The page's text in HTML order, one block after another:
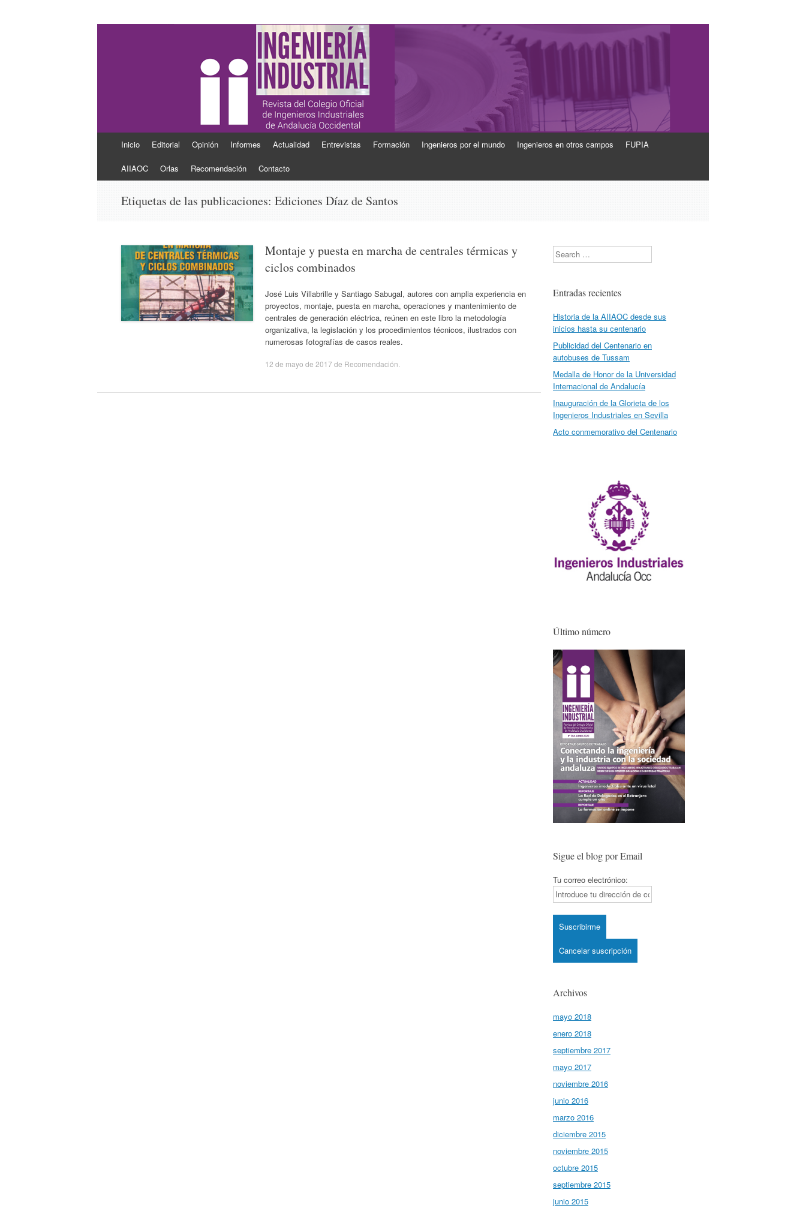
Ingeniería Industrial
Revista del Colegio Oficial de Ingenieros Industriales de Andalucía Occidental
contenido
Inicio Editorial Opinión Informes Actualidad Entrevistas Formación Ingenieros por el mundo Ingenieros en otros campos FUPIA
AIIAOC Orlas Recomendación Contacto
Etiquetas de las publicaciones: Ediciones Díaz de Santos
Montaje y puesta en marcha de centrales térmicas y
ciclos combinados
José Luis Villabrille y Santiago Sabugal, autores con amplia experiencia en
proyectos, montaje, puesta en marcha, operaciones y mantenimiento de
centrales de generación eléctrica, reúnen en este libro la metodología
organizativa, la legislación y los procedimientos técnicos, ilustrados con
numerosas fotografías de casos reales.
12 de mayo de 2017 de Recomendación
Search
Entradas recientes
Historia de la AIIAOC desde sus
inicios hasta su centenario
Publicidad del Centenario en
autobuses de Tussam
Medalla de Honor de la Universidad
Internacional de Andalucía
Inauguración de la Glorieta de los
Ingenieros Industriales en Sevilla
Acto conmemorativo del Centenario
Último número
Sigue el blog por Email
Tu correo electrónico:
Archivos
mayo 2018
enero 2018
septiembre 2017
mayo 2017
noviembre 2016
junio 2016
marzo 2016
diciembre 2015
noviembre 2015
octubre 2015
septiembre 2015
junio 2015